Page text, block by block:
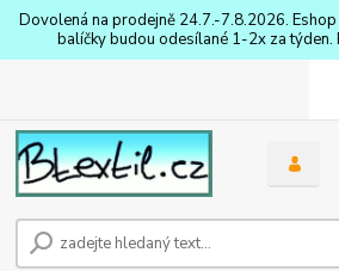
Dovolená na prodejně 24.7.-7.8.2026.
balíčky budou odesílané 1-2x za týden.